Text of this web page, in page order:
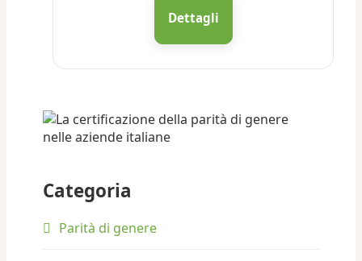
Dettagli
Categoria
Parità di genere